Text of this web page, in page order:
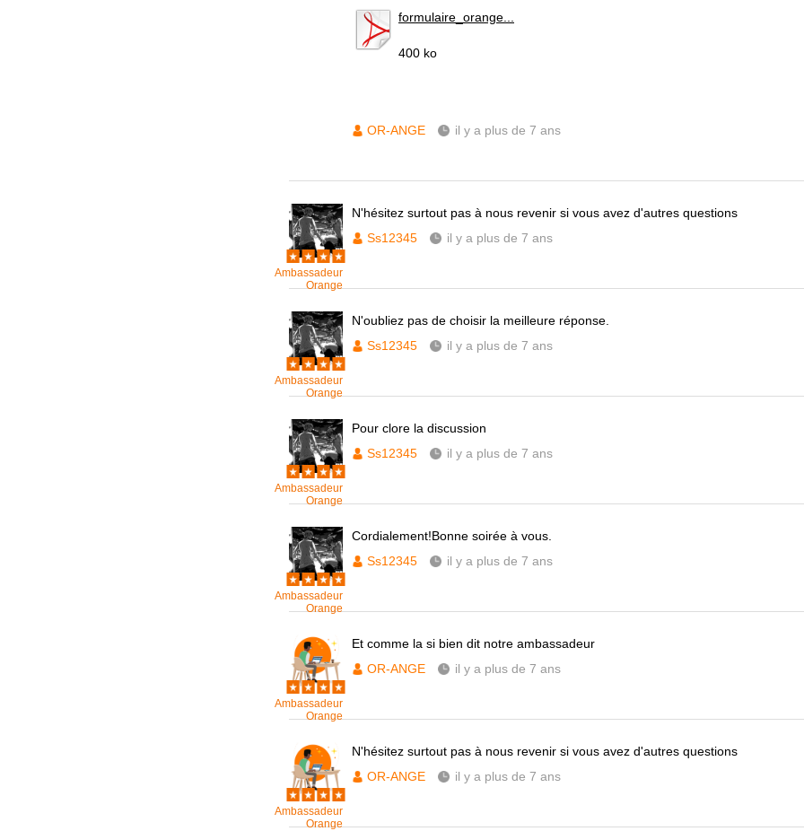
formulaire_orange...
400 ko
OR-ANGE il y a plus de 7 ans
Ambassadeur
Orange
N'hésitez surtout pas à nous revenir si vous avez d'autres questions
Ss12345
il y a plus de 7 ans
Ambassadeur
Orange
N'oubliez pas de choisir la meilleure réponse.
Ss12345
il y a plus de 7 ans
Ambassadeur
Orange
Pour clore la discussion
Ss12345
il y a plus de 7 ans
Ambassadeur
Orange
Cordialement!Bonne soirée à vous.
Ss12345
il y a plus de 7 ans
Ambassadeur
Orange
Et comme la si bien dit notre ambassadeur
OR-ANGE
il y a plus de 7 ans
Ambassadeur
Orange
N'hésitez surtout pas à nous revenir si vous avez d'autres questions
OR-ANGE
il y a plus de 7 ans